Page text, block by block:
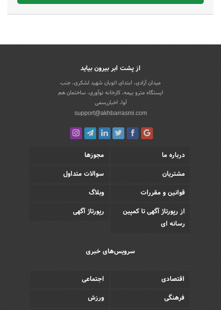
از پشت ابر بیرون بیاید
میدان آزادی، ابتدای اتوبان شهید لشکری، جنب
ایستگاه مترو بیمه، کارخانه نوآوری، ساختمان هم
آوا، اخباررسمی
support@akhbarrasmi.com
درباره ما
مجوزها
مشتریان
سوالات متداول
قوانین و مقررات
وبلاگ
از رپورتاژ آگهی تا کمپین
رسانه ای
رپورتاژ آگهی
سرویس‌های خبری
اقتصادی
اجتماعی
فرهنگی
ورزش